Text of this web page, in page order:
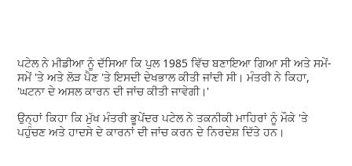
ਪਟੇਲ ਨੇ ਮੀਡੀਆ ਨੂੰ ਦੱਸਿਆ ਕਿ ਪੁਲ 1985 ਵਿੱਚ ਬਣਾਇਆ ਗਿਆ ਸੀ ਅਤੇ ਸਮੇਂ-
ਸਮੇਂ 'ਤੇ ਅਤੇ ਲੋੜ ਪੈਣ 'ਤੇ ਇਸਦੀ ਦੇਖਭਾਲ ਕੀਤੀ ਜਾਂਦੀ ਸੀ। ਮੰਤਰੀ ਨੇ ਕਿਹਾ,
'ਘਟਨਾ ਦੇ ਅਸਲ ਕਾਰਨ ਦੀ ਜਾਂਚ ਕੀਤੀ ਜਾਵੇਗੀ।'
ਉਨ੍ਹਾਂ ਕਿਹਾ ਕਿ ਮੁੱਖ ਮੰਤਰੀ ਭੂਪੇਂਦਰ ਪਟੇਲ ਨੇ ਤਕਨੀਕੀ ਮਾਹਿਰਾਂ ਨੂੰ ਮੌਕੇ 'ਤੇ
ਪਹੁੰਚਣ ਅਤੇ ਹਾਦਸੇ ਦੇ ਕਾਰਨਾਂ ਦੀ ਜਾਂਚ ਕਰਨ ਦੇ ਨਿਰਦੇਸ਼ ਦਿੱਤੇ ਹਨ।